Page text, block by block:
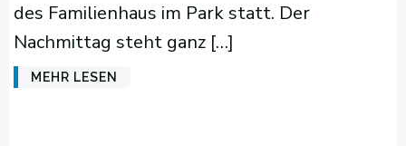
des Familienhaus im Park statt. Der
Nachmittag steht ganz […]
MEHR LESEN